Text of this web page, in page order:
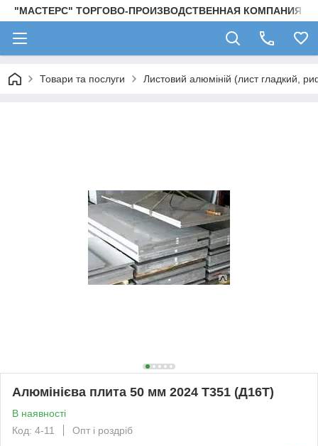
"МАСТЕРС" ТОРГОВО-ПРОИЗВОДСТВЕННАЯ КОМПАНИЯ
Товари та послуги Листовий алюміній (лист гладкий,
Алюмінієва плита 50 мм 2024 T351 (Д16Т)
В наявності
Код: 4-11
Опт і роздріб